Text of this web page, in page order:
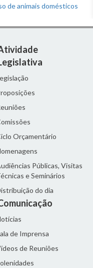
de animais domésticos
Orçamentário
Públicas, Visitas
e Seminários
do dia
de Imprensa
de Reuniões